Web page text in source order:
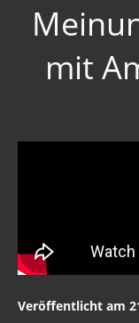
mit
Veröffentlicht am